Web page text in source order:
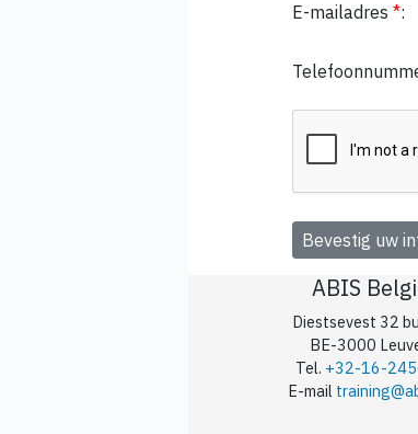
E-mailadres *:
ABIS
Diestsevest 32
BE-3000
Tel. +32-16-
E-mail